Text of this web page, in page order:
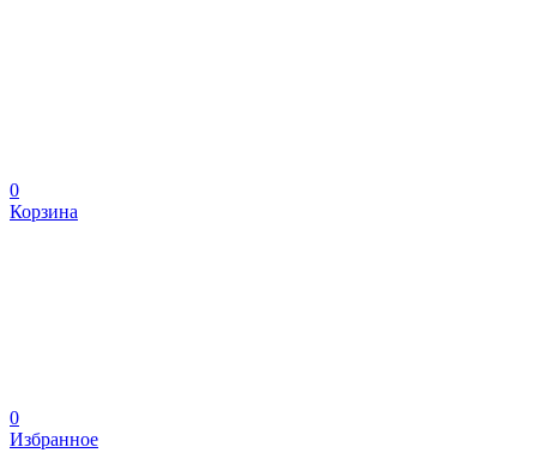
0
Корзина
0
Избранное